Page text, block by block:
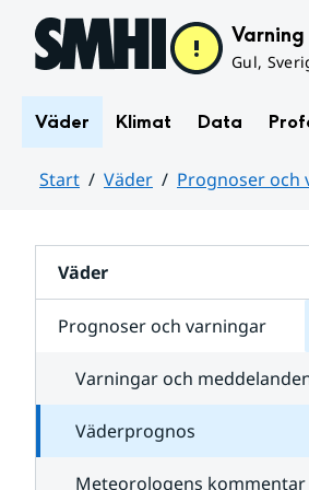
Hoppa till sidans innehåll Varning
Gul,
Väder Klimat Data
Start Väder Prognoser och
Väder
Prognoser och varningar
Varningar och
Väderprognos
Meteorologens kommentar